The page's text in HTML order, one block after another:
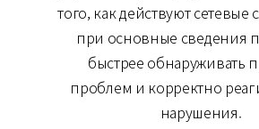
того, как действуют сетевые
при основные сведения
быстрее обнаруживать
проблем и корректно
нарушения.